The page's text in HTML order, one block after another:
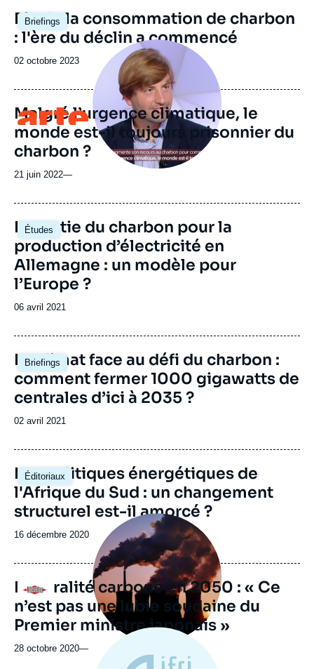
Briefings
Image
principale
Pic de la consommation de charbon
: l'ère du déclin a commencé
Date
publication
02 octobre 2023
Logo
Image
principale
médiatique
Malgré l’urgence climatique, le
monde est-il toujours prisonnier du
charbon ?
21 juin 2022—
Études
Image
principale
La sortie du charbon pour la
production d’électricité en
Allemagne : un modèle pour
l’Europe ?
Date
publication
06 avril 2021
Briefings
Image
principale
Le climat face au défi du charbon :
comment fermer 1000 gigawatts de
centrales d’ici à 2035 ?
Date
publication
02 avril 2021
Éditoriaux
Image
principale
Les politiques énergétiques de
l'Afrique du Sud : un changement
structurel est-il amorcé ?
Date
publication
16 décembre 2020
Logo
Image
principale
médiatique
Neutralité carbone en 2050 : « Ce
n’est pas une lubie soudaine du
Premier ministre japonais »
28 octobre 2020—